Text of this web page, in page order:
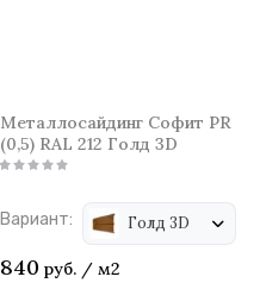
Металлосайдинг Софит PR
(0,5) RAL 212 Голд 3D
Вариант: Голд 3D
840 руб. / м2